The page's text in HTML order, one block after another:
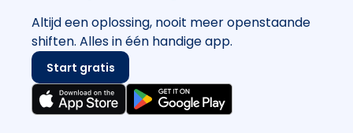
Altijd een oplossing, nooit meer openstaande
shiften. Alles in één handige app.
Start gratis